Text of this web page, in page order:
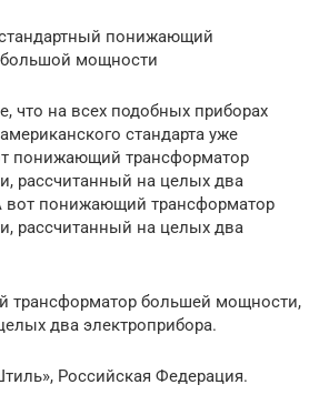
понижающий
мощности
что на всех подобных приборах
стандарта уже
понижающий трансформатор
рассчитанный на целых два
вот понижающий трансформатор
рассчитанный на целых два
трансформатор большей мощности,
два электроприбора.
Российская Федерация.